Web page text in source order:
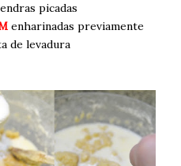
picadas
enharinadas previamente
de levadura